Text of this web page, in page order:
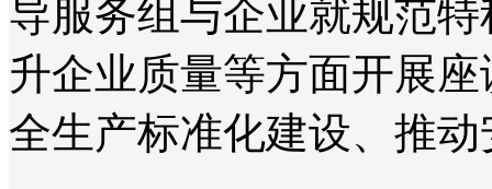
导服务组与企业就规范
升企业质量等方面开展
全生产标准化建设、推